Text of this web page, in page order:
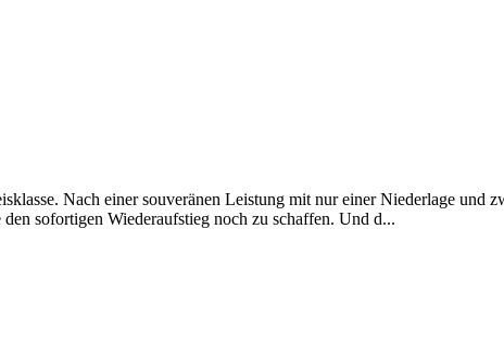
Nach einer souveränen Leistung mit nur einer Niederlage und
sofortigen Wiederaufstieg noch zu schaffen. Und d...